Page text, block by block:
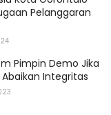
Pelanggaran
Pimpin Demo Jika
Integritas